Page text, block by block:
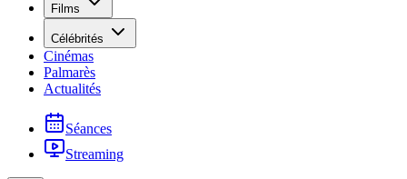
Films
Célébrités
Cinémas
Palmarès
Actualités
Séances
Streaming